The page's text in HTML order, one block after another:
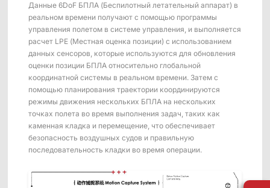
Данные 6DoF БПЛА (Беспилотный летательный аппарат) в
реальном времени получают с помощью программы
управления полетом в системе управления, и выполняется
расчет LPE (Местная оценка позиции) с использованием
данных сенсоров, которые используются для обновления
оценки позиции БПЛА относительно глобальной
координатной системы в реальном времени. Затем с
помощью планирования траектории координируются
режимы движения нескольких БПЛА на нескольких
точках полета во время выполнения задач, таких как
каменная кладка и перемещение, что обеспечивает
безопасность воздушных судов и правильную
последовательность кладки во время операции.